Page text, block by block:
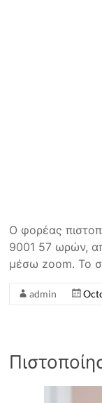
Ο φορέας
9001 57 ωρών,
μέσω zoom. Το
admin